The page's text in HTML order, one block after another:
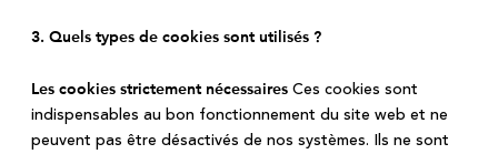
3. Quels types de cookies sont utilisés ?
Les cookies strictement nécessaires Ces cookies sont
indispensables au bon fonctionnement du site web et ne
peuvent pas être désactivés de nos systèmes. Ils ne sont